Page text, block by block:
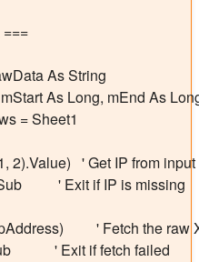
As String
mStart As Long, mEnd As
= Sheet1
' Get IP from input
' Exit if IP is missing
' Fetch the
' Exit if fetch failed